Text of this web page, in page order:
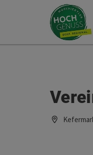
Zum InhaltAccesskey
[0]
Zum Seitenanfang